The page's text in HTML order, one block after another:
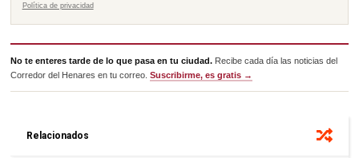
Política de privacidad
No te enteres tarde de lo que pasa en tu ciudad. Recibe cada día las noticias del
Corredor del Henares en tu correo.Suscribirme, es gratis →
Relacionados